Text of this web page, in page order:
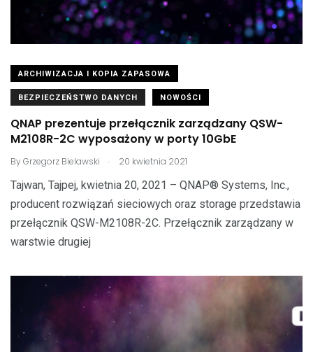
ARCHIWIZACJA I KOPIA ZAPASOWA
BEZPIECZEŃSTWO DANYCH NOWOŚCI
QNAP prezentuje przełącznik zarządzany QSW-
M2108R-2C wyposażony w porty 10GbE
ByGrzegorz Bielawski . 20 kwietnia 2021
Tajwan, Tajpej, kwietnia 20, 2021 – QNAP® Systems, Inc.,
producent rozwiązań sieciowych oraz storage przedstawia
przełącznik QSW-M2108R-2C. Przełącznik zarządzany w
warstwie drugiej